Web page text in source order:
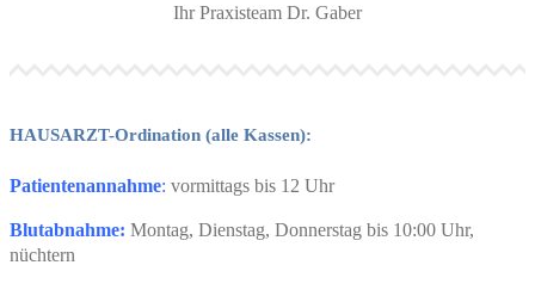
Ihr Praxisteam Dr. Gaber
HAUSARZT-Ordination (alle Kassen):
Patientenannahme: vormittags bis 12 Uhr
Blutabnahme: Montag, Dienstag, Donnerstag bis 10:00 Uhr,
nüchtern